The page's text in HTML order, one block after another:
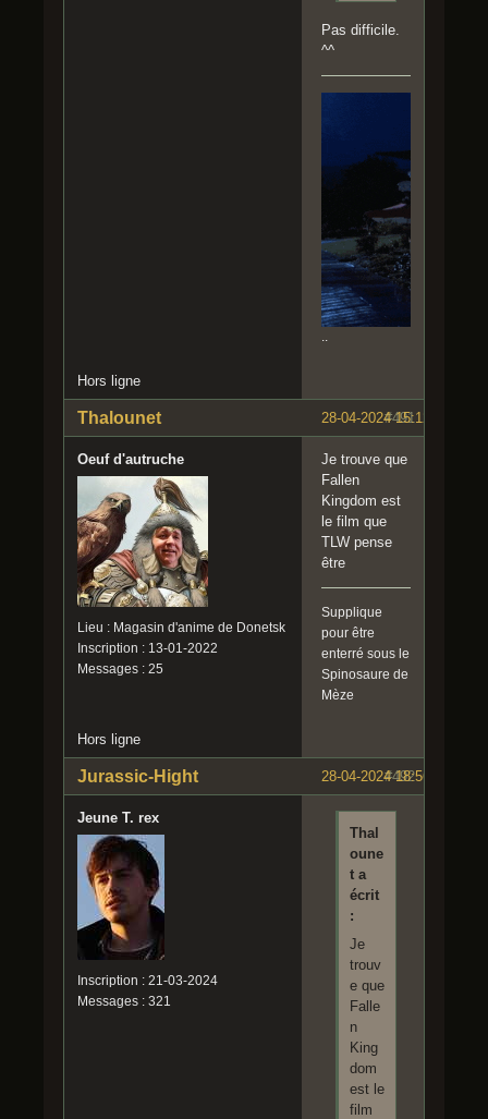
Pas difficile.
^^
..
Hors ligne
#491
28-04-2024 15:12:02
Thalounet
Oeuf d'autruche
Lieu : Magasin d'anime de Donetsk
Inscription : 13-01-2022
Messages : 25
Je trouve que
Fallen
Kingdom est
le film que
TLW pense
être
Supplique
pour être
enterré sous le
Spinosaure de
Mèze
Hors ligne
#492
28-04-2024 18:56:18
Jurassic-Hight
Jeune T. rex
Inscription : 21-03-2024
Messages : 321
Thal
oune
t a
écrit
:
Je
trouv
e que
Falle
n
King
dom
est le
film